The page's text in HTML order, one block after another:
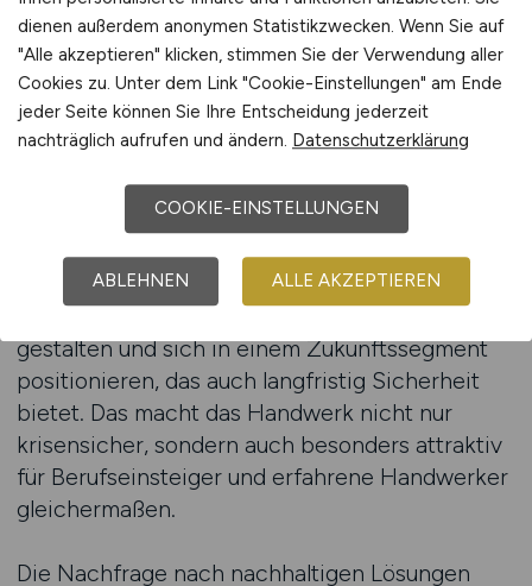
Für Handwerker bedeutet die Fokussierung auf
Nachhaltigkeit eine Vielzahl neuer Chancen.
Immer mehr Betriebe suchen nach Fachkräften,
die sich auf nachhaltige Bauweisen,
energieeffiziente Sanierungen oder Smart-
Home-Technik spezialisieren. Handwerker, die
entsprechende Weiterbildungen absolvieren
oder Zertifikate erwerben, sind auf dem
Arbeitsmarkt besonders gefragt. Arbeitnehmer
im Handwerk können damit ihre Karriere aktiv
gestalten und sich in einem Zukunftssegment
positionieren, das auch langfristig Sicherheit
bietet. Das macht das Handwerk nicht nur
krisensicher, sondern auch besonders attraktiv
für Berufseinsteiger und erfahrene Handwerker
gleichermaßen.
Die Nachfrage nach nachhaltigen Lösungen
dienen außerdem anonymen Statistikzwecken. Wenn Sie auf
"Alle akzeptieren" klicken, stimmen Sie der Verwendung aller
Cookies zu. Unter dem Link "Cookie-Einstellungen" am Ende
jeder Seite können Sie Ihre Entscheidung jederzeit
nachträglich aufrufen und ändern. Datenschutzerklärung
COOKIE-EINSTELLUNGEN
ABLEHNEN ALLE AKZEPTIEREN